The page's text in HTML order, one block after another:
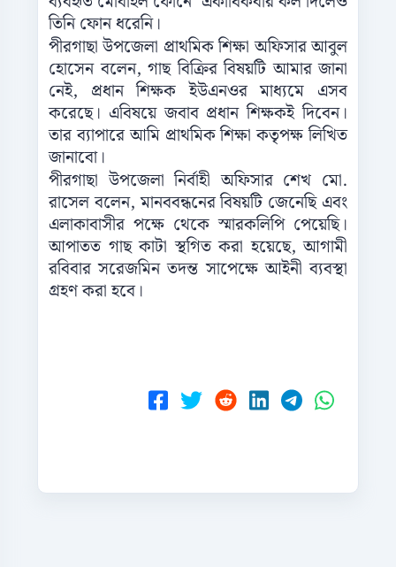
তিনি ফোন ধরেনি।
পীরগাছা উপজেলা প্রাথমিক শিক্ষা অফিসার আবুল
হোসেন বলেন, গাছ বিক্রির বিষয়টি আমার জানা
নেই, প্রধান শিক্ষক ইউএনওর মাধ্যমে এসব
করেছে। এবিষয়ে জবাব প্রধান শিক্ষকই দিবেন।
তার ব্যাপারে আমি প্রাথমিক শিক্ষা কতৃপক্ষ লিখিত
জানাবো।
পীরগাছা উপজেলা নির্বাহী অফিসার শেখ মো.
রাসেল বলেন, মানববন্ধনের বিষয়টি জেনেছি এবং
এলাকাবাসীর পক্ষে থেকে স্মারকলিপি পেয়েছি।
আপাতত গাছ কাটা স্থগিত করা হয়েছে, আগামী
রবিবার সরেজমিন তদন্ত সাপেক্ষে আইনী ব্যবস্থা
গ্রহণ করা হবে।